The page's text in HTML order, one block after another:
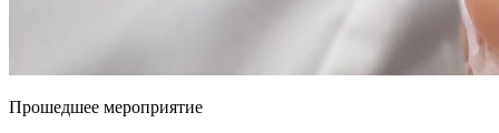
Прошедшее мероприятие